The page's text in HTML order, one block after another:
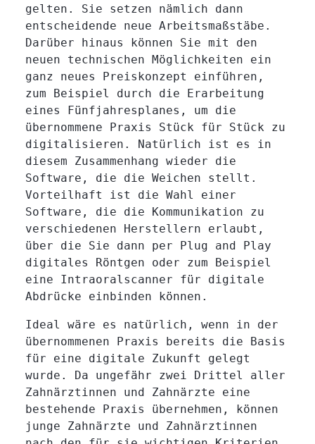
gelten. Sie setzen nämlich dann
entscheidende neue Arbeitsmaßstäbe.
Darüber hinaus können Sie mit den
neuen technischen Möglichkeiten ein
ganz neues Preiskonzept einführen,
zum Beispiel durch die Erarbeitung
eines Fünfjahresplanes, um die
übernommene Praxis Stück für Stück zu
digitalisieren. Natürlich ist es in
diesem Zusammenhang wieder die
Software, die die Weichen stellt.
Vorteilhaft ist die Wahl einer
Software, die die Kommunikation zu
verschiedenen Herstellern erlaubt,
über die Sie dann per Plug and Play
digitales Röntgen oder zum Beispiel
eine Intraoralscanner für digitale
Abdrücke einbinden können.
Ideal wäre es natürlich, wenn in der
übernommenen Praxis bereits die Basis
für eine digitale Zukunft gelegt
wurde. Da ungefähr zwei Drittel aller
Zahnärztinnen und Zahnärzte eine
bestehende Praxis übernehmen, können
junge Zahnärzte und Zahnärztinnen